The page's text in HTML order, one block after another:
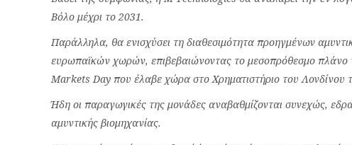
Βόλο μέχρι το 2031.
Παράλληλα, θα ενισχύσει τη διαθεσιμότητα προηγμένων
ευρωπαϊκών χωρών, επιβεβαιώνοντας το μεσοπρόθεσμο πλάνο
Markets Day που έλαβε χώρα στο Χρηματιστήριο του Λονδίνου
Ήδη οι παραγωγικές της μονάδες αναβαθμίζονται συνεχώς,
αμυντικής βιομηχανίας.